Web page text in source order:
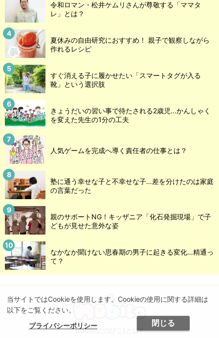
当サイトではCookieを使用します。Cookieの使用に関する詳細は
以下をご覧ください。
プライバシーポリシー
閉じる
令和ロマン・松井ケムリさんが尊敬する「ママタ
レ」とは？
夏休みの自由研究におすすめ！ 親子で観察しながら
作れるレシピ
すぐ消える子に履かせたい「スマートタグが入る
靴」という選択肢
きょうだいの習い事で待たされる2歳児...かんしゃく
を変えた先生の1分の工夫
人気ゲームを完成へ導く責任者の仕事とは？
塾に通う幸せな子と不幸せな子…差を分けたのは家庭
の言葉だった
親のサポートNG！キッザニア「化石発掘現場」で子
どもが見せた意外な姿
なかなか聞けない思春期の男子に起きる変化…精通っ
て？
nobico(のびこ)とは?